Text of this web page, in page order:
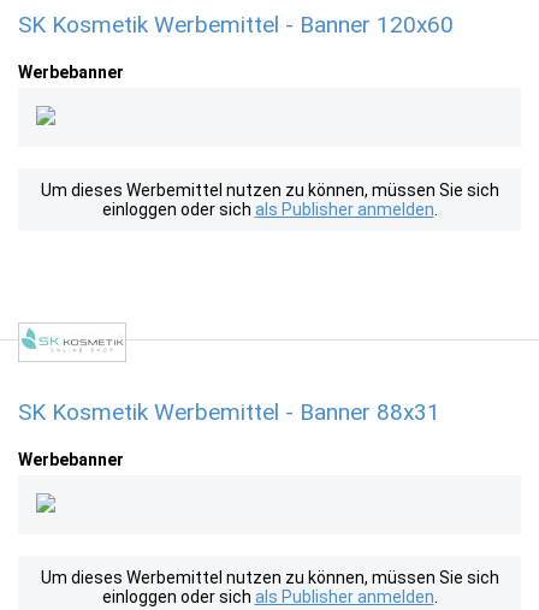
SK Kosmetik Werbemittel - Banner 120x60
Werbebanner
Um dieses Werbemittel nutzen zu können, müssen Sie sich
einloggen oder sich als Publisher anmelden
SK Kosmetik Werbemittel - Banner 88x31
Werbebanner
Um dieses Werbemittel nutzen zu können, müssen Sie sich
einloggen oder sich als Publisher anmelden